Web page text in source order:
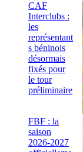
CAF
Interclubs :
les
représentant
s béninois
désormais
fixés pour
le tour
préliminaire
FBF : la
saison
2026-2027